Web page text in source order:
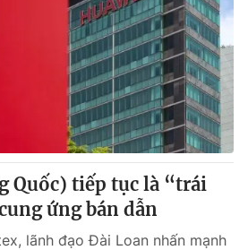
Bất động sản
Tấm lòng Việt
Vươn mình bằng AI
VTV8
English
Quốc) tiếp tục là “trái
ứng bán dẫn
lãnh đạo Đài Loan nhấn mạnh